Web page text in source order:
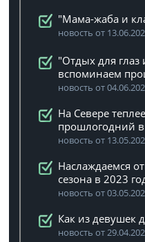
"Мама-жаба и
новость от
"Отдых для глаз
вспоминаем
новость от
На Севере
прошлогодний
новость от
Наслаждаемся
сезона в 2023
новость от
Как из девушек
новость от